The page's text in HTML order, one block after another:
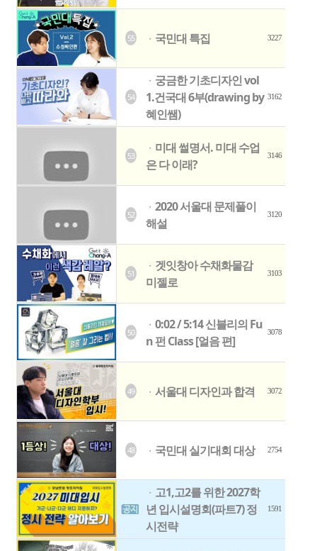
55 ㆍ 국민대 특집 3227
54
ㆍ 궁금한 기초디자인 vol
1.건국대 6부(drawing by
혜인쌤)
3162
53
ㆍ 미대 썰명서. 미대 수업
은 다 이래?
3146
52
ㆍ 2020 서울대 문제풀이
해설
3120
51
ㆍ 겟잇창아 수채화물감
미젤로
3103
50
ㆍ 0:02 / 5:14 신블리의 Fu
n 펀 Class [얼음 편]
3078
49 ㆍ 서울대 디자인과 합격 3072
48 ㆍ 국민대 실기대회 대상 2754
ㆍ 고1,고2를 위한 2027학
년 입시설명회(파트7) 정
시전략
1591